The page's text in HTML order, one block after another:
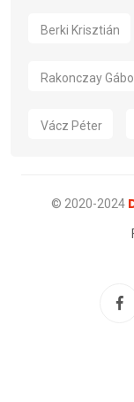
Berki Krisztián
Rakonczay
Vácz Péter
© 2020-2024